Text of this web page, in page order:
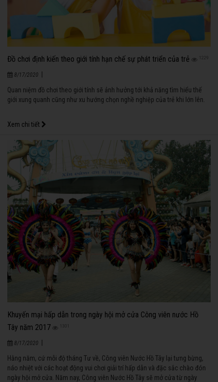
Đồ chơi định kiến theo giới tính hạn chế sự phát triển của trẻ 1229
8/17/2020
Quan niệm đồ chơi theo giới tính sẽ ảnh hưởng tới khả năng tìm hiểu thế
giới xung quanh cũng như xu hướng chọn nghề nghiệp của trẻ khi lớn lên.
Xem chi tiết
Khuyến mại hấp dẫn trong ngày hội mở cửa Công viên nước Hồ
Tây năm 2017
1301
8/17/2020
Hằng năm, cứ mỗi độ tháng Tư về, Công viên Nước Hồ Tây lại tưng bừng,
náo nhiệt với các hoạt động vui chơi giải trí hấp dẫn và đặc sắc chào đón
ngày hội mở cửa. Năm nay, Công viên Nước Hồ Tây sẽ mở cửa từ ngày